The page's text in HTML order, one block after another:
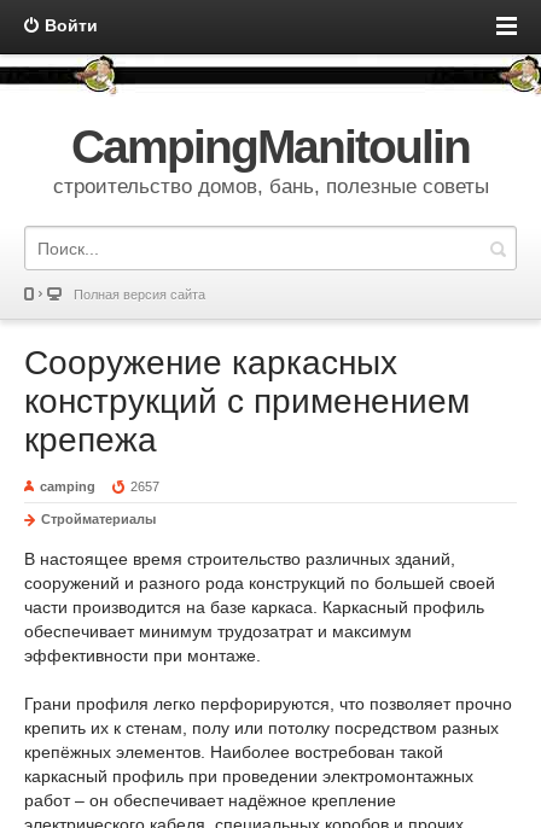
Войти
CampingManitoulin
строительство домов, бань, полезные советы
Полная версия сайта
Сооружение каркасных
конструкций с применением
крепежа
camping 2657
Стройматериалы
В настоящее время строительство различных зданий,
сооружений и разного рода конструкций по большей своей
части производится на базе каркаса. Каркасный профиль
обеспечивает минимум трудозатрат и максимум
эффективности при монтаже.
Грани профиля легко перфорируются, что позволяет прочно
крепить их к стенам, полу или потолку посредством разных
крепёжных элементов. Наиболее востребован такой
каркасный профиль при проведении электромонтажных
работ – он обеспечивает надёжное крепление